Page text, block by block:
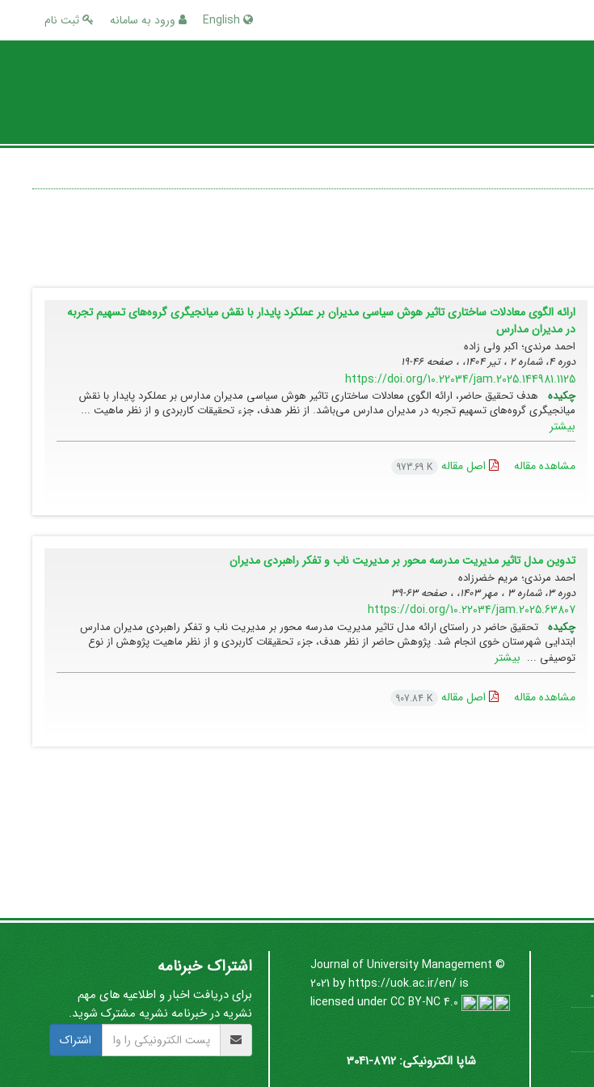
ثبت نام ورود به سامانه
ارائه الگوی معادلات ساختاری تاثیر هوش سیاسی مدیران بر عملکرد پایدار با نقش میانجیگری گروه‌های تسهیم تجربه
در مدیران مدارس
احمد مرندی؛ اکبر ولی زاده
دوره 4، شماره 2 ، تیر 1404، ، صفحه
46-19
https://doi.org/10.22034/jam.2025.144981.1125
چکیده
هدف تحقیق حاضر، ارائه الگوی معادلات ساختاری تاثیر هوش سیاسی مدیران مدارس بر عملکرد پایدار با نقش
میانجیگری گروه‌های تسهیم تجربه در مدیران مدارس می‌باشد. از نظر هدف، جزء تحقیقات کاربردی و از نظر ماهیت ...
بیشتر
مشاهده مقاله اصل مقاله 973.69 K
تدوین مدل تاثیر مدیریت مدرسه محور بر مدیریت ناب و تفکر راهبردی مدیران
احمد مرندی؛ مریم خضرزاده
دوره 3، شماره 3 ، مهر 1403، ، صفحه
63-39
https://doi.org/10.22034/jam.2025.63807
چکیده تحقیق حاضر در راستای ارائه مدل تاثیر مدیریت مدرسه محور بر مدیریت ناب و تفکر راهبردی مدیران مدارس
ابتدایی شهرستان خوی انجام شد. پژوهش حاضر از نظر هدف، جزء تحقیقات کاربردی و از نظر ماهیت پژوهش از نوع
توصیفی ... بیشتر
مشاهده مقاله اصل مقاله 907.84 K
Journal of University Management ©
2021 byhttps://uok.ac.ir/en/is
licensed underCC BY-NC 4.0
شاپا الکترونیکی: 8712-3041
اشتراک خبرنامه
برای دریافت اخبار و اطلاعیه های مهم
نشریه در خبرنامه نشریه مشترک شوید.
اشتراک